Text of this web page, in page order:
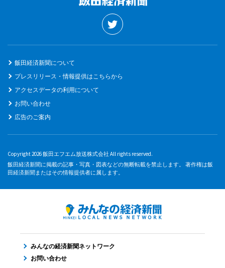
飯田経済新聞について
プレスリリース・情報提供はこちらから
アクセスデータの利用について
お問い合わせ
広告のご案内
Copyright 2026 飯田エフエム放送株式会社 All rights reserved.
飯田経済新聞に掲載の記事・写真・図表などの無断転載を禁止します。 著作権は飯
田経済新聞またはその情報提供者に属します。
みんなの経済新聞ネットワーク
お問い合わせ